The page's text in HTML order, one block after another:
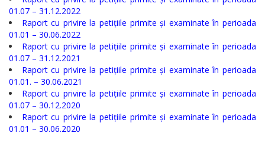
Declarații
de
avere
și
interese
personale
01.07 – 31.12.2022
Raport cu privire la petițiile primite și examinate în perioada
01.01 – 30.06.2022
Raport cu privire la petițiile primite și examinate în perioada
01.07 – 31.12.2021
Raport cu privire la petițiile primite și examinate în perioada
01.01. – 30.06.2021
Raport cu privire la petițiile primite și examinate în perioada
01.07 – 30.12.2020
Raport cu privire la petițiile primite și examinate în perioada
01.01 – 30.06.2020